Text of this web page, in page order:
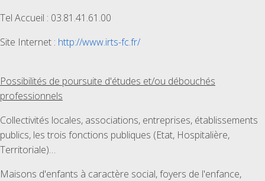
Tel Accueil : 03.81.41.61.00
Site Internet : http://www.irts-fc.fr/
Possibilités de poursuite d'études et/ou débouchés
professionnels
Collectivités locales, associations, entreprises, établissements
publics, les trois fonctions publiques (Etat, Hospitalière,
Territoriale)…
Maisons d'enfants à caractère social, foyers de l'enfance,